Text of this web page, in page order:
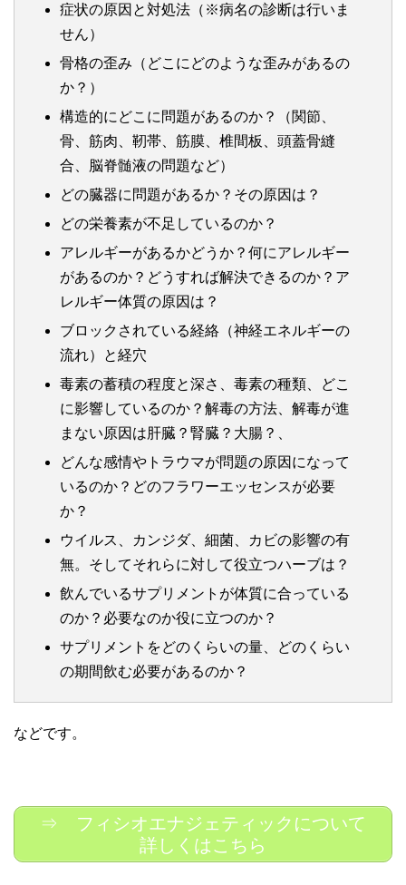
症状の原因と対処法（※病名の診断は行いま
せん）
骨格の歪み（どこにどのような歪みがあるの
か？）
構造的にどこに問題があるのか？（関節、
骨、筋肉、靭帯、筋膜、椎間板、頭蓋骨縫
合、脳脊髄液の問題など）
どの臓器に問題があるか？その原因は？
どの栄養素が不足しているのか？
アレルギーがあるかどうか？何にアレルギー
があるのか？どうすれば解決できるのか？ア
レルギー体質の原因は？
ブロックされている経絡（神経エネルギーの
流れ）と経穴
毒素の蓄積の程度と深さ、毒素の種類、どこ
に影響しているのか？解毒の方法、解毒が進
まない原因は肝臓？腎臓？大腸？、
どんな感情やトラウマが問題の原因になって
いるのか？どのフラワーエッセンスが必要
か？
ウイルス、カンジダ、細菌、カビの影響の有
無。そしてそれらに対して役立つハーブは？
飲んでいるサプリメントが体質に合っている
のか？必要なのか役に立つのか？
サプリメントをどのくらいの量、どのくらい
の期間飲む必要があるのか？
などです。
⇒ フィシオエナジェティックについて
詳しくはこちら